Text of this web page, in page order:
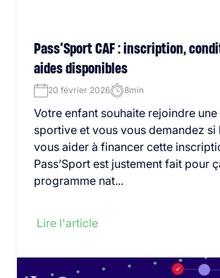
Pass’Sport CAF : inscription,
aides disponibles
20 février 2026 8min
Votre enfant souhaite rejoindre
sportive et vous vous demandez si
vous aider à financer cette
Pass’Sport est justement fait pour
programme nat...
Lire l'article